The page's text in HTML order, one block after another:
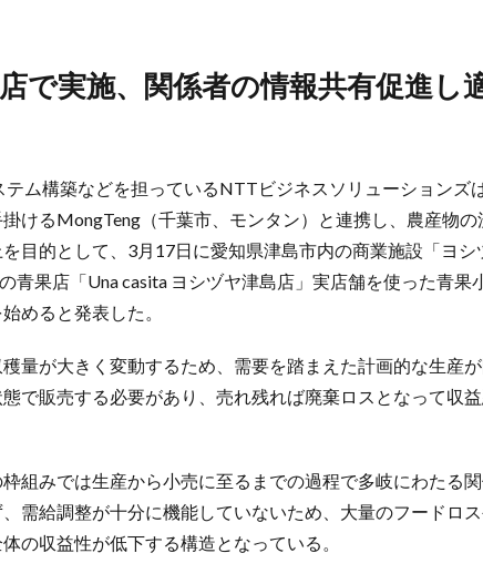
ム構築などを担っているNTTビジネスソリューションズ
けるMongTeng（千葉市、モンタン）と連携し、農産物の
目的として、3月17日に愛知県津島市内の商業施設「ヨシ
青果店「Una casita ヨシヅヤ津島店」実店舗を使った青果
めると発表した。
量が大きく変動するため、需要を踏まえた計画的な生産が
で販売する必要があり、売れ残れば廃棄ロスとなって収
組みでは生産から小売に至るまでの過程で多岐にわたる
需給調整が十分に機能していないため、大量のフードロ
の収益性が低下する構造となっている。